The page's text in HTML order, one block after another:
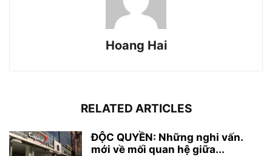
Hoang Hai
RELATED ARTICLES
ĐỘC QUYỀN: Những nghi vấn.
mới về mối quan hệ giữa...